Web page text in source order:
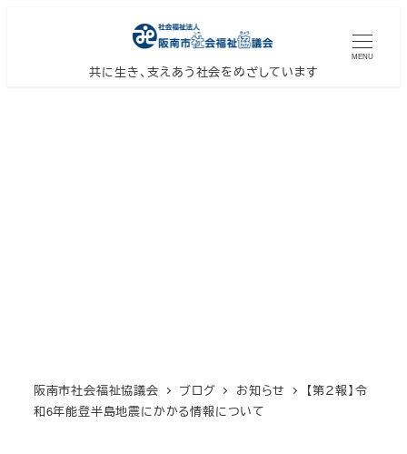
共に生き、支えあう社会をめざしています
MENU
阪南市社会福祉協議会 ブログ お知らせ
【第２報】令
和6年能登半島地震にかかる情報について